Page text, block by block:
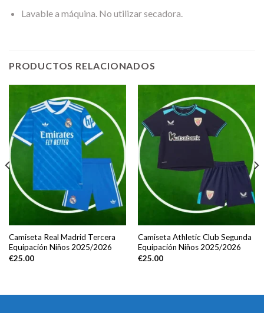
Lavable a máquina. No utilizar secadora.
PRODUCTOS RELACIONADOS
Camiseta Real Madrid Tercera
Equipación Niños 2025/2026
€25.00
Camiseta Athletic Club Segunda
Equipación Niños 2025/2026
€25.00